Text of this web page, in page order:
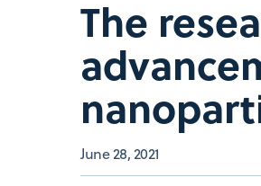
The
June 28, 2021